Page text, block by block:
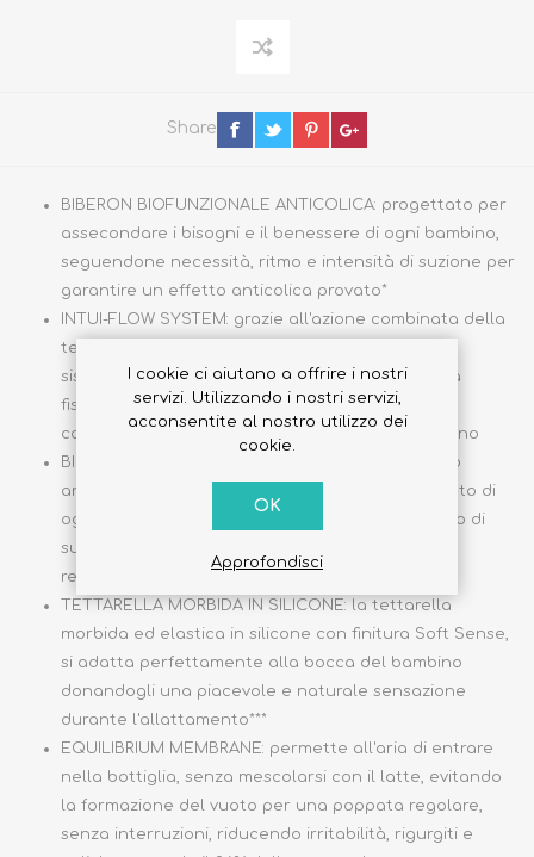
Share
BIBERON BIOFUNZIONALE ANTICOLICA: progettato per
assecondare i bisogni e il benessere di ogni bambino,
seguendone necessità, ritmo e intensità di suzione per
garantire un effetto anticolica provato*
INTUI-FLOW SYSTEM: grazie all'azione combinata della
tettarella Physio e dell'Equilibrium Membrane, il
sistema Chicco Intui-flow consente una poppata
fisiologica, intuitiva e naturale, adattandosi
continuamente al ritmo di suzione di ogni bambino
BIBERON BIOFUNZIONALE: non si limita all'effetto
anticolica, ma intuisce le esigenze di allattamento di
ogni bambino e asseconda il suo ritmo fisiologico di
suzione per consentire una poppata costante e
regolare, senza interruzioni o affanno
TETTARELLA MORBIDA IN SILICONE: la tettarella
morbida ed elastica in silicone con finitura Soft Sense,
si adatta perfettamente alla bocca del bambino
donandogli una piacevole e naturale sensazione
durante l'allattamento***
EQUILIBRIUM MEMBRANE: permette all'aria di entrare
nella bottiglia, senza mescolarsi con il latte, evitando
la formazione del vuoto per una poppata regolare,
senza interruzioni, riducendo irritabilità, rigurgiti e
I cookie ci aiutano a offrire i nostri
servizi. Utilizzando i nostri servizi,
acconsentite al nostro utilizzo dei
cookie.
OK
Approfondisci